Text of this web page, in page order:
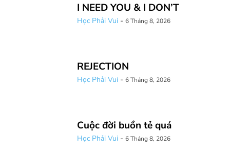
I NEED YOU & I DON’T
Học Phải Vui - 6 Tháng 8, 2026
REJECTION
Học Phải Vui - 6 Tháng 8, 2026
Cuộc đời buồn tẻ quá
Học Phải Vui - 6 Tháng 8, 2026